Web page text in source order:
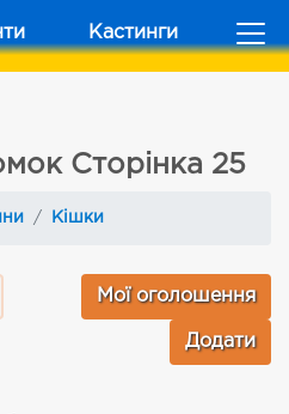
Кастинги
Сторінка 25
Кішки
Мої оголошення
Додати